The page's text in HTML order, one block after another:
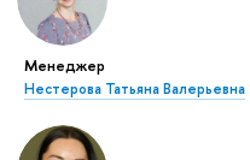
Менеджер
Нестерова Татьяна Валерьевна